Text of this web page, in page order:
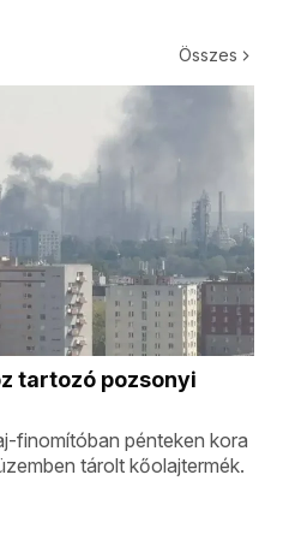
Összes
tartozó pozsonyi
finomítóban pénteken kora
tárolt kőolajtermék.